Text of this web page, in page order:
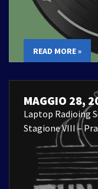
READ MORE »
MAGGIO 28,
Laptop Radioing
Stagione VIII –